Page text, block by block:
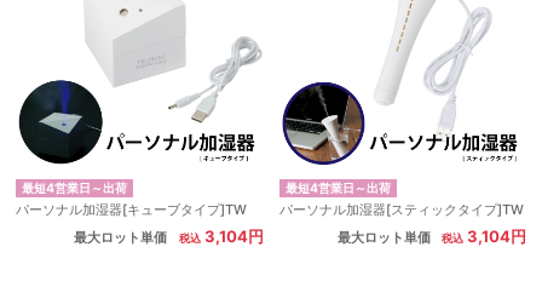
最短4営業日～出荷
パーソナル加湿器[キューブタイプ]TW
最大ロット単価
3,104円
最短4営業日～出荷
パーソナル加湿器[スティックタイプ]TW
最大ロット単価
3,104円